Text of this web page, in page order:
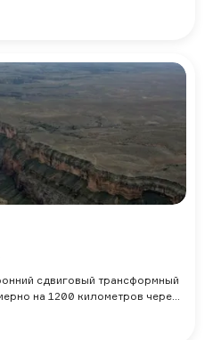
сдвиговый трансформный
на 1200 километров через